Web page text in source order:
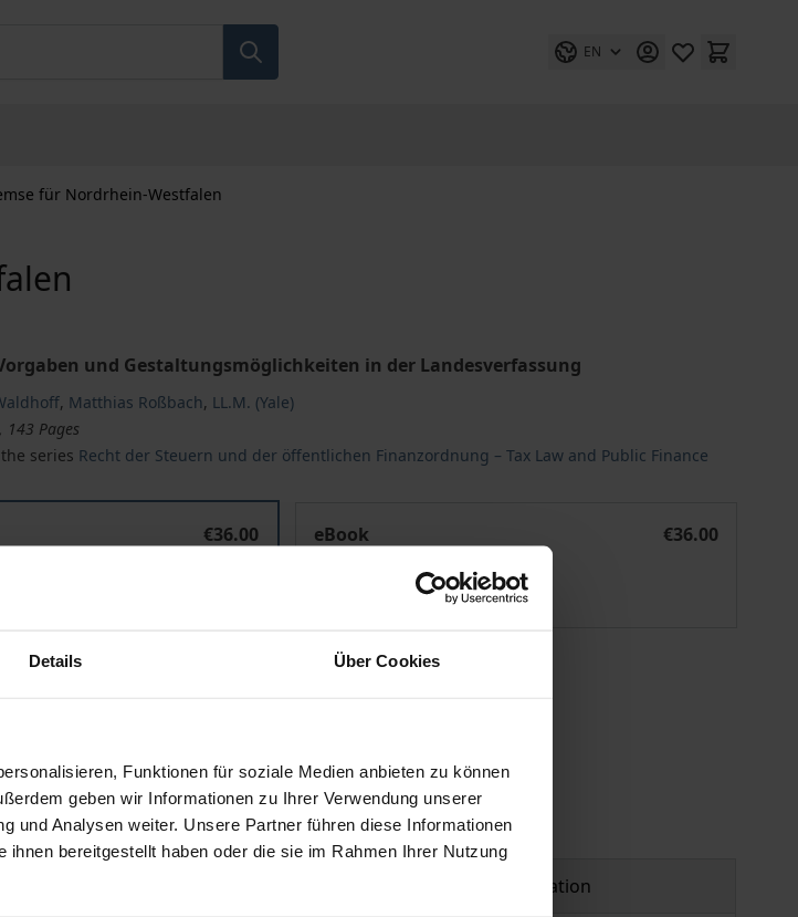
Details Über Cookies
Funktionen für soziale Medien anbieten zu können
geben wir Informationen zu Ihrer Verwendung unserer
und Analysen weiter. Unsere Partner führen diese Informationen
bereitgestellt haben oder die sie im Rahmen Ihrer Nutzung
EN
für Nordrhein-Westfalen
und Gestaltungsmöglichkeiten in der Landesverfassung
, Matthias Roßbach, LL.M. (Yale)
Pages
series Recht der Steuern und der öffentlichen Finanzordnung – Tax Law and Public Finance
€36.00
eBook
€36.00
ISBN 978-3-8452-6468-4
on the delivery address, VAT may vary at checkout.
Product safety information